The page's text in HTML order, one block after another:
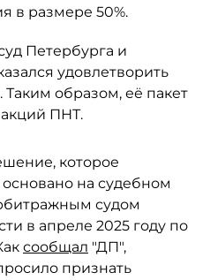
в размере 50%.
Петербурга и
удовлетворить
образом, её пакет
акций ПНТ.
которое
на судебном
судом
в апреле 2025 году по
сообщал "ДП",
признать